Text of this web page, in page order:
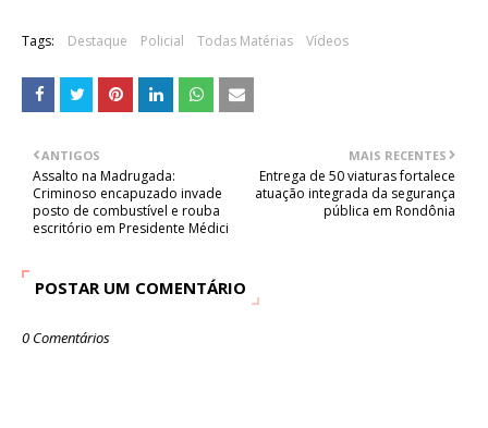
Tags: Destaque Policial Todas Matérias Vídeos
MAIS RECENTES
Entrega de 50 viaturas fortalece
atuação integrada da segurança
pública em Rondônia
ANTIGOS
Assalto na Madrugada:
Criminoso encapuzado invade
posto de combustível e rouba
escritório em Presidente Médici
POSTAR UM COMENTÁRIO
0 Comentários